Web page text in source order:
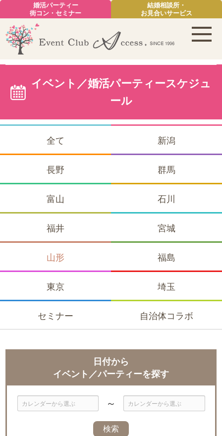
婚活パーティー
街コン・セミナー
結婚相談所・
お見合いサービス
イベント／婚活パーティースケジュ
ール
全て 新潟
長野 群馬
富山 石川
福井 宮城
山形 福島
東京 埼玉
セミナー 自治体コラボ
日付から
イベント／パーティーを探す
日
～
日